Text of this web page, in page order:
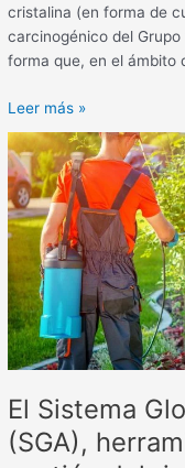
cristalina (en forma de
carcinogénico del
forma que, en el ámbito
Leer más »
El Sistema
(SGA),
El
Sistema
Globalmente
Armonizado
(SGA),
herramienta
clave
para
la
gestión
riesgo
químico